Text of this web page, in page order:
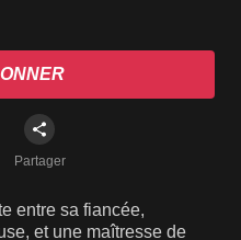
Partager
entre sa fiancée,
et une maîtresse de